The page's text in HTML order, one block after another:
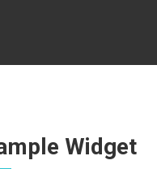
Widget